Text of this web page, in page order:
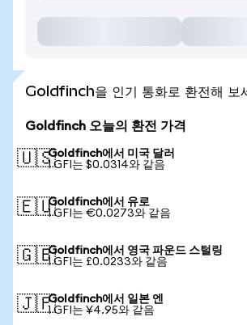
Goldfinch을 인기 통화로 환전해 보
Goldfinch 오늘의 환전 가격
🇺🇸Goldfinch에서 미국 달러
1 GFI는 $0.0314와 같음
🇪🇺Goldfinch에서 유로
1 GFI는 €0.0273와 같음
🇬🇧Goldfinch에서 영국 파운드 스털링
1 GFI는 £0.0233와 같음
🇯🇵Goldfinch에서 일본 엔
1 GFI는 ¥4.95와 같음